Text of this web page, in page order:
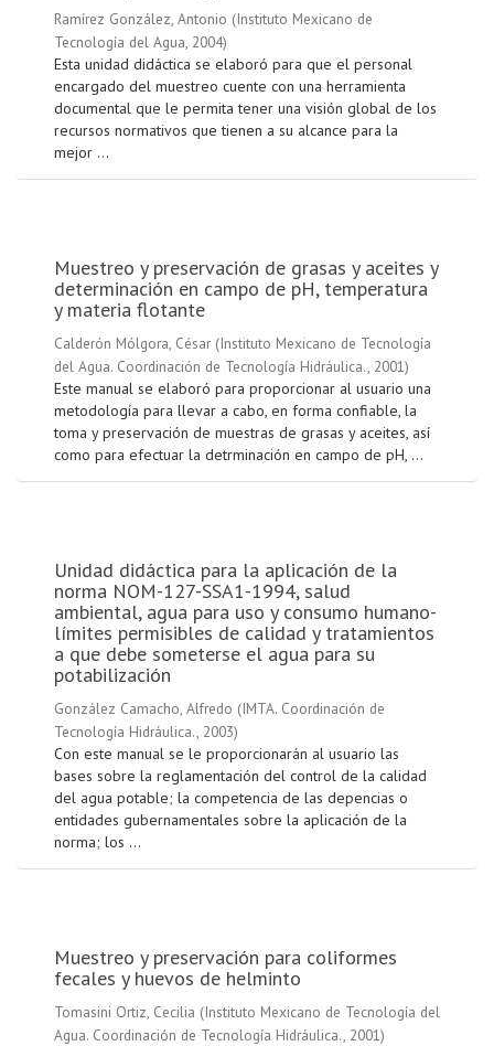
Ramírez González, Antonio (Instituto Mexicano de
Tecnología del Agua, 2004)
Esta unidad didáctica se elaboró para que el personal
encargado del muestreo cuente con una herramienta
documental que le permita tener una visión global de los
recursos normativos que tienen a su alcance para la
mejor ...
Muestreo y preservación de grasas y aceites y
determinación en campo de pH, temperatura
y materia flotante
Calderón Mólgora, César (Instituto Mexicano de Tecnología
del Agua. Coordinación de Tecnología Hidráulica., 2001)
Este manual se elaboró para proporcionar al usuario una
metodología para llevar a cabo, en forma confiable, la
toma y preservación de muestras de grasas y aceites, así
como para efectuar la detrminación en campo de pH, ...
Unidad didáctica para la aplicación de la
norma NOM-127-SSA1-1994, salud
ambiental, agua para uso y consumo humano-
límites permisibles de calidad y tratamientos
a que debe someterse el agua para su
potabilización
González Camacho, Alfredo (IMTA. Coordinación de
Tecnología Hidráulica., 2003)
Con este manual se le proporcionarán al usuario las
bases sobre la reglamentación del control de la calidad
del agua potable; la competencia de las depencias o
entidades gubernamentales sobre la aplicación de la
norma; los ...
Muestreo y preservación para coliformes
fecales y huevos de helminto
Tomasini Ortiz, Cecilia (Instituto Mexicano de Tecnología del
Agua. Coordinación de Tecnología Hidráulica., 2001)